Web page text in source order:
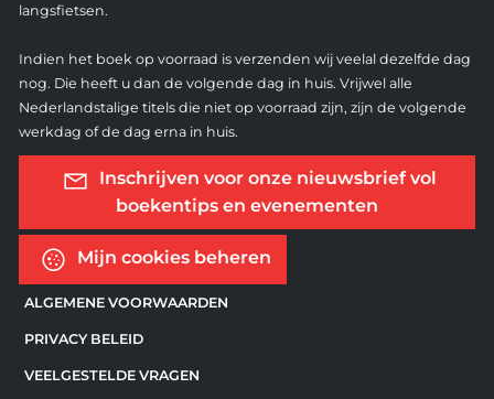
langsfietsen.
Indien het boek op voorraad is verzenden wij veelal dezelfde dag
nog. Die heeft u dan de volgende dag in huis. Vrijwel alle
Nederlandstalige titels die niet op voorraad zijn, zijn de volgende
werkdag of de dag erna in huis.
Inschrijven voor onze nieuwsbrief vol
boekentips en evenementen
Mijn cookies beheren
ALGEMENE VOORWAARDEN
PRIVACY BELEID
VEELGESTELDE VRAGEN